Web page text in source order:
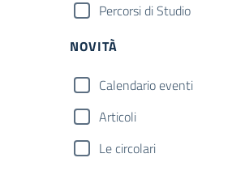
Percorsi di Studio
NOVITÀ
Calendario eventi
Articoli
Le circolari